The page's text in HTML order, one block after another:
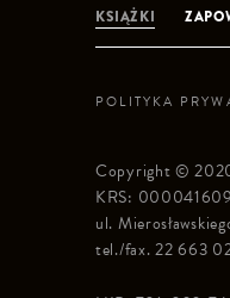
KSIĄŻKI
POLITYKA
Copyright ©
KRS:
ul.
tel./fax. 22 663